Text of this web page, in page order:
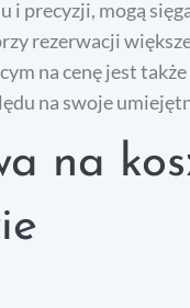
i precyzji, mogą
rezerwacji
na cenę jest
na swoje
na